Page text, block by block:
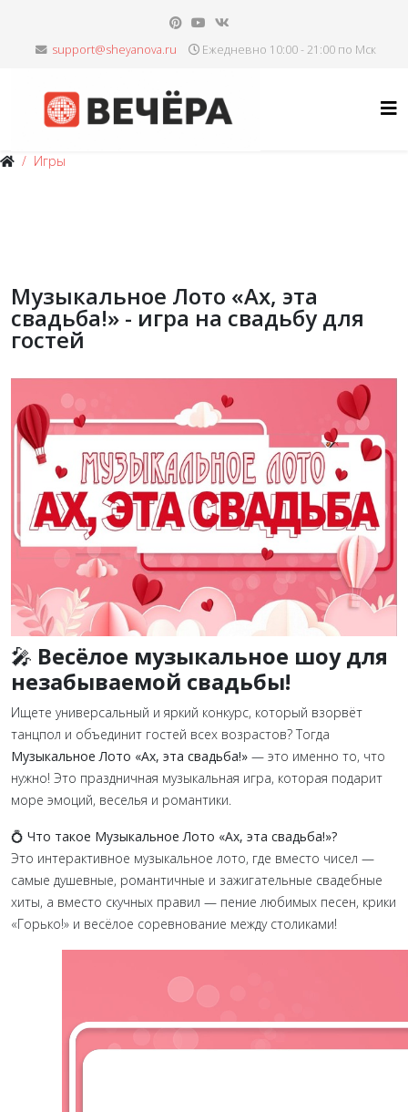
Ежедневно 10:00 - 21:00 по Мск
Игры
Музыкальное Лото «Ах, эта
свадьба!» - игра на свадьбу для
гостей
🎤 Весёлое музыкальное шоу для
незабываемой свадьбы!
Ищете универсальный и яркий конкурс, который взорвёт
танцпол и объединит гостей всех возрастов? Тогда
Музыкальное Лото «Ах, эта свадьба!» — это именно то, что
нужно! Это праздничная музыкальная игра, которая подарит
море эмоций, веселья и романтики.
💍 Что такое Музыкальное Лото «Ах, эта свадьба!»?
Это интерактивное музыкальное лото, где вместо чисел —
самые душевные, романтичные и зажигательные свадебные
хиты, а вместо скучных правил — пение любимых песен, крики
«Горько!» и весёлое соревнование между столиками!